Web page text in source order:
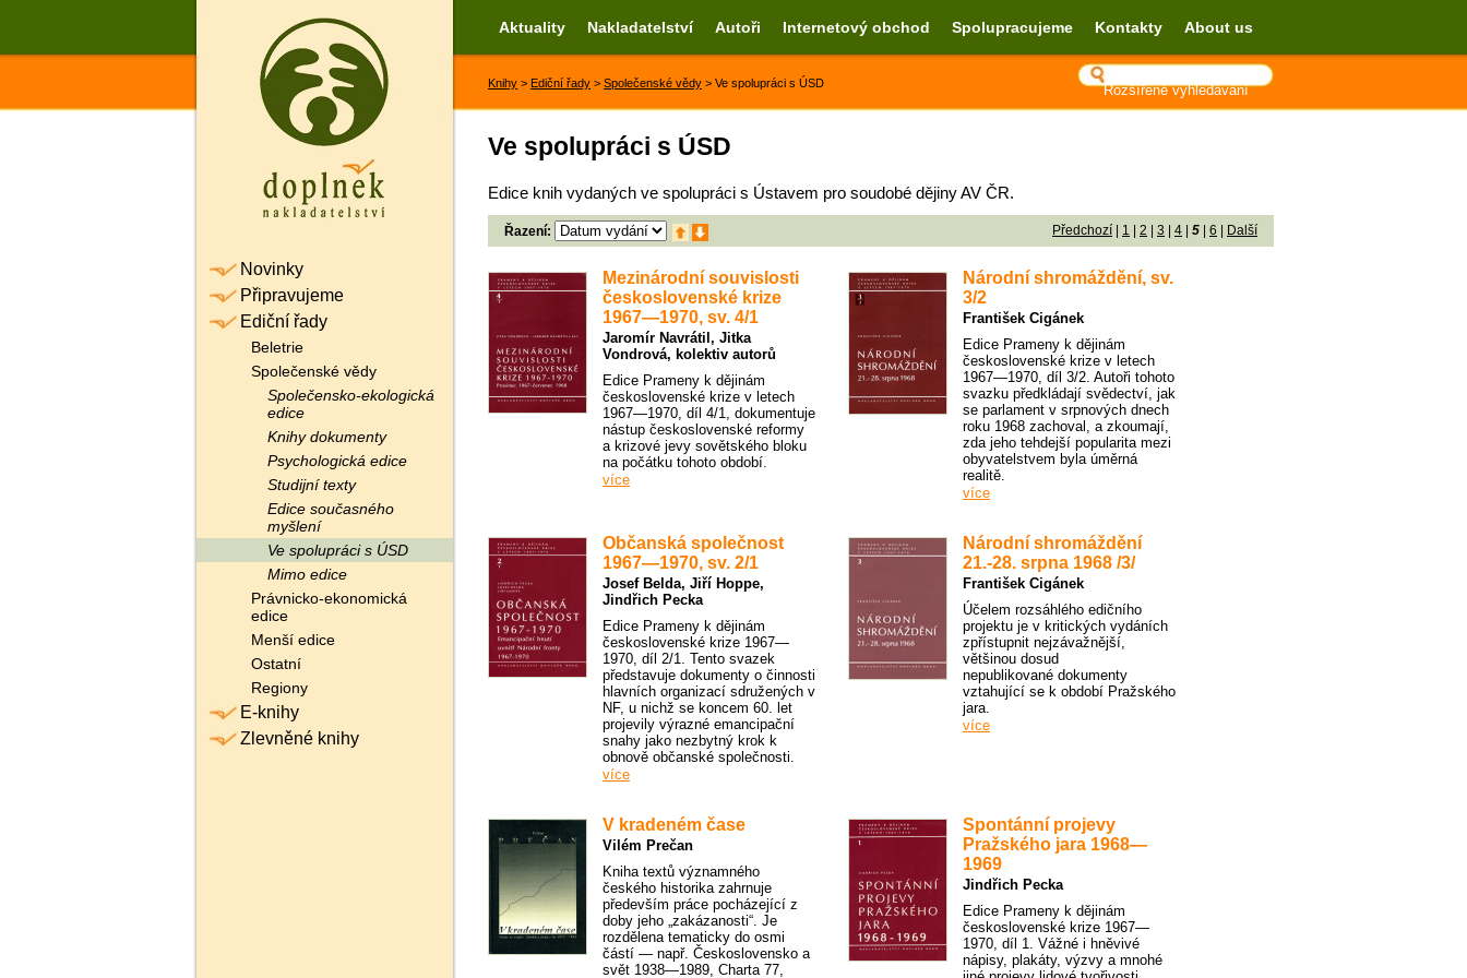
Novinky
Připravujeme
Ediční řady
Beletrie
Společenské vědy
Společensko-ekologická
edice
Knihy dokumenty
Psychologická edice
Studijní texty
Edice současného
myšlení
Ve spolupráci s ÚSD
Mimo edice
Právnicko-ekonomická
edice
Menší edice
Ostatní
Regiony
E-knihy
Zlevněné knihy
Aktuality Nakladatelství Autoři Internetový obchod Spolupracujeme Kontakty About us
Rozšířené vyhledávání
Knihy > Ediční řady > Společenské vědy > Ve spolupráci s ÚSD
Ve spolupráci s ÚSD
Edice knih vydaných ve spolupráci s Ústavem pro soudobé dějiny AV ČR.
Řazení: Předchozí 1 2 3 4 5 6 Další
Mezinárodní souvislosti
československé krize
1967—1970, sv. 4/1
Jaromír Navrátil , Jitka
Vondrová, kolektiv autorů
Edice Prameny k dějinám
československé krize v letech
1967—1970, díl 4/1, dokumentuje
nástup československé reformy
a krizové jevy sovětského bloku
na počátku tohoto období.
více
Národní shromáždění, sv.
3/2
František Cigánek
Edice Prameny k dějinám
československé krize v letech
1967—1970, díl 3/2. Autoři tohoto
svazku předkládají svědectví, jak
se parlament v srpnových dnech
roku 1968 zachoval, a zkoumají,
zda jeho tehdejší popularita mezi
obyvatelstvem byla úměrná
realitě.
více
Občanská společnost
1967—1970, sv. 2/1
Josef Belda, Jiří Hoppe,
Jindřich Pecka
Edice Prameny k dějinám
československé krize 1967—
1970, díl 2/1. Tento svazek
představuje dokumenty o činnosti
hlavních organizací sdružených v
NF, u nichž se koncem 60. let
projevily výrazné emancipační
snahy jako nezbytný krok k
obnově občanské společnosti.
více
Národní shromáždění
21.-28. srpna 1968 /3/
František Cigánek
Účelem rozsáhlého edičního
projektu je v kritických vydáních
zpřístupnit nejzávažnější,
většinou dosud
nepublikované dokumenty
vztahující se k období Pražského
jara.
více
V kradeném čase
Vilém Prečan
Kniha textů významného
českého historika zahrnuje
především práce pocházející z
doby jeho „zakázanosti“. Je
rozdělena tematicky do osmi
částí — např. Československo a
svět 1938—1989, Charta 77,
Spontánní projevy
Pražského jara 1968—
1969
Jindřich Pecka
Edice Prameny k dějinám
československé krize 1967—
1970, díl 1. Vážné i hněvivé
nápisy, plakáty, výzvy a mnohé